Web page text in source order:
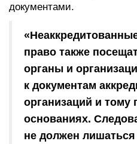
документами.
право также
органы и
к документам
организаций и
основаниях.
не должен